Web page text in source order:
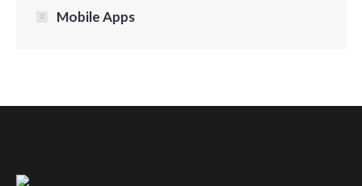
Mobile Apps